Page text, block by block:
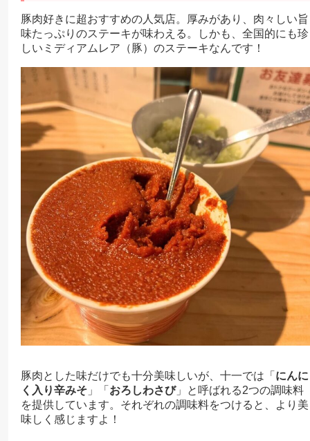
豚肉好きに超おすすめの人気店。厚みがあり、肉々しい旨
味たっぷりのステーキが味わえる。しかも、全国的にも珍
しいミディアムレア（豚）のステーキなんです！
豚肉とした味だけでも十分美味しいが、十一では「 にんに
く入り辛みそ 」「 おろしわさび」と呼ばれる2つの調味料
を提供しています。それぞれの調味料をつけると、より美
味しく感じますよ！